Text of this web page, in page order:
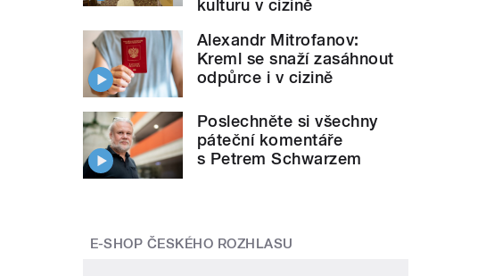
kulturu v cizině
Alexandr Mitrofanov:
Kreml se snaží zasáhnout
odpůrce i v cizině
Poslechněte si všechny
páteční komentáře
s Petrem Schwarzem
E-SHOP ČESKÉHO ROZHLASU